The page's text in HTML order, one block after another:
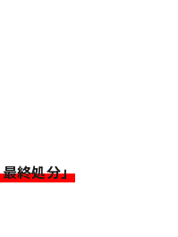
終処分」